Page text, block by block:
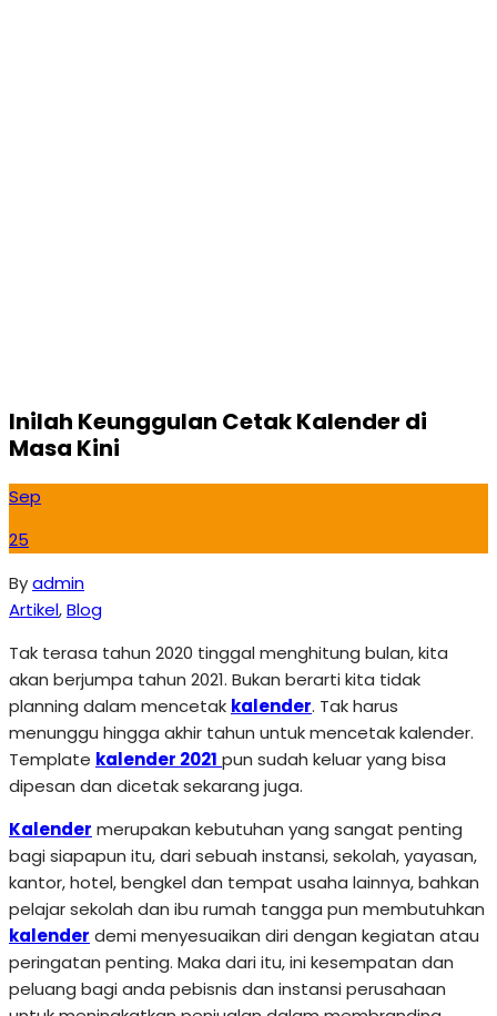
Inilah Keunggulan Cetak Kalender di
Masa Kini
Sep
25
Byadmin
Artikel,Blog
Tak terasa tahun 2020 tinggal menghitung bulan, kita
akan berjumpa tahun 2021. Bukan berarti kita tidak
planning dalam mencetak kalender. Tak harus
menunggu hingga akhir tahun untuk mencetak kalender.
Template kalender 2021 pun sudah keluar yang bisa
dipesan dan dicetak sekarang juga.
Kalender merupakan kebutuhan yang sangat penting
bagi siapapun itu, dari sebuah instansi, sekolah, yayasan,
kantor, hotel, bengkel dan tempat usaha lainnya, bahkan
pelajar sekolah dan ibu rumah tangga pun membutuhkan
kalender demi menyesuaikan diri dengan kegiatan atau
peringatan penting. Maka dari itu, ini kesempatan dan
peluang bagi anda pebisnis dan instansi perusahaan